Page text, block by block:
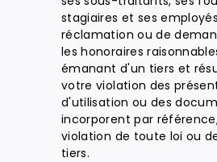
stagiaires et ses
réclamation ou de
les honoraires
émanant d'un tiers et
votre violation des
d'utilisation ou des
incorporent par
violation de toute loi ou
tiers.